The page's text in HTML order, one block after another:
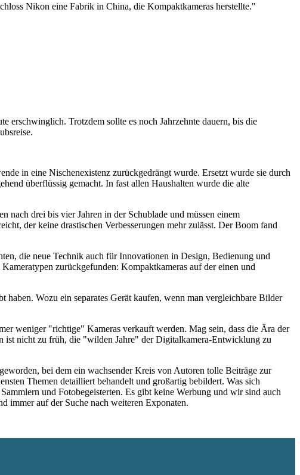
Nikon eine Fabrik in China, die Kompaktkameras herstellte."
erschwinglich. Trotzdem sollte es noch Jahrzehnte dauern, bis die
in eine Nischenexistenz zurückgedrängt wurde. Ersetzt wurde sie durch
überflüssig gemacht. In fast allen Haushalten wurde die alte
nach drei bis vier Jahren in der Schublade und müssen einem
der keine drastischen Verbesserungen mehr zulässt. Der Boom fand
die neue Technik auch für Innovationen in Design, Bedienung und
zurückgefunden: Kompaktkameras auf der einen und
haben. Wozu ein separates Gerät kaufen, wenn man vergleichbare Bilder
weniger "richtige" Kameras verkauft werden. Mag sein, dass die Ära der
ist nicht zu früh, die "wilden Jahre" der Digitalkamera-Entwicklung zu
bei dem ein wachsender Kreis von Autoren tolle Beiträge zur
Themen detailliert behandelt und großartig bebildert. Was sich
und Fotobegeisterten. Es gibt keine Werbung und wir sind auch
immer auf der Suche nach weiteren Exponaten.